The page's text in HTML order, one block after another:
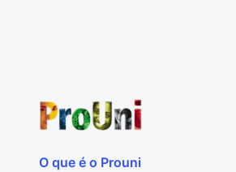
O que é o Prouni